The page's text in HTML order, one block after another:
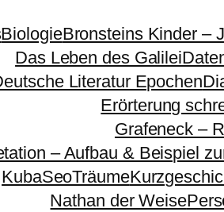
BiologieBronsteins Kinder –
Das Leben des Galilei
Literatur Epochen
Erörterung
Grafeneck –
– Aufbau & Beispiel
KubaSeoTräume
Nathan der Weise